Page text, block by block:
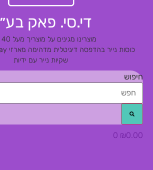
די.סי. פאק בע״מ
מוצרינו מגינים על מוצריך מעל 40 שנה!
כוסות נייר בהדפסה דיגיטלית מדהימהמארזי Take Away איכותיים
שקיות נייר עם ידיות
חיפוש
₪0.00
0